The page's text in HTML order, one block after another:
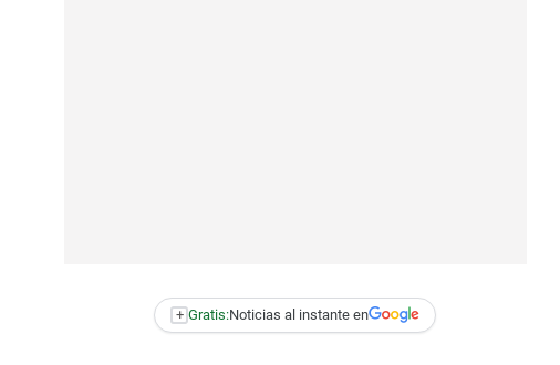
+ Gratis:Noticias al instante en